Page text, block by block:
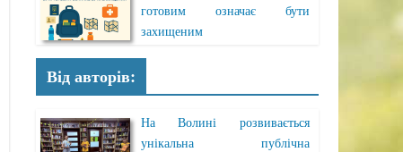
готовим означає бути
захищеним
Від авторів:
На Волині розвивається
унікальна публічна